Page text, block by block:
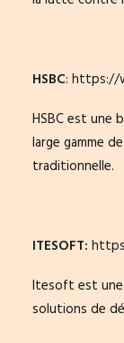
HSBC: https://
HSBC est une
large gamme
traditionnelle.
ITESOFT:
Itesoft est une
solutions de